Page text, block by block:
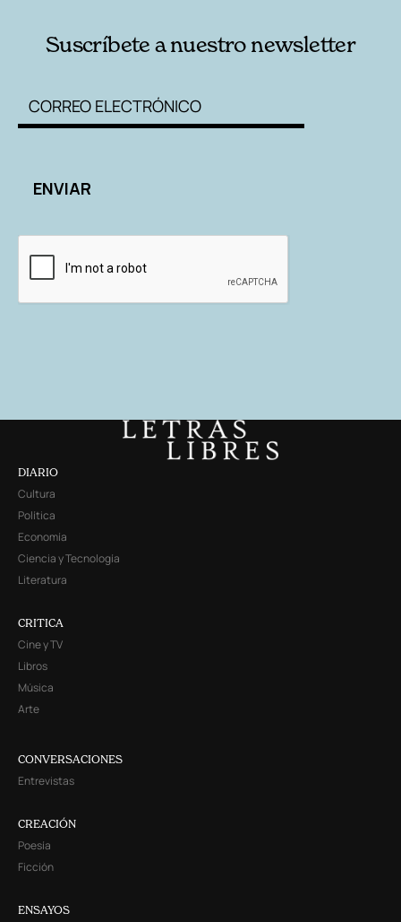
Suscríbete a nuestro newsletter
DIARIO
Cultura
Política
Economía
Ciencia y Tecnología
Literatura
CRITICA
Cine y TV
Libros
Música
Arte
CONVERSACIONES
Entrevistas
CREACIÓN
Poesía
Ficción
ENSAYOS